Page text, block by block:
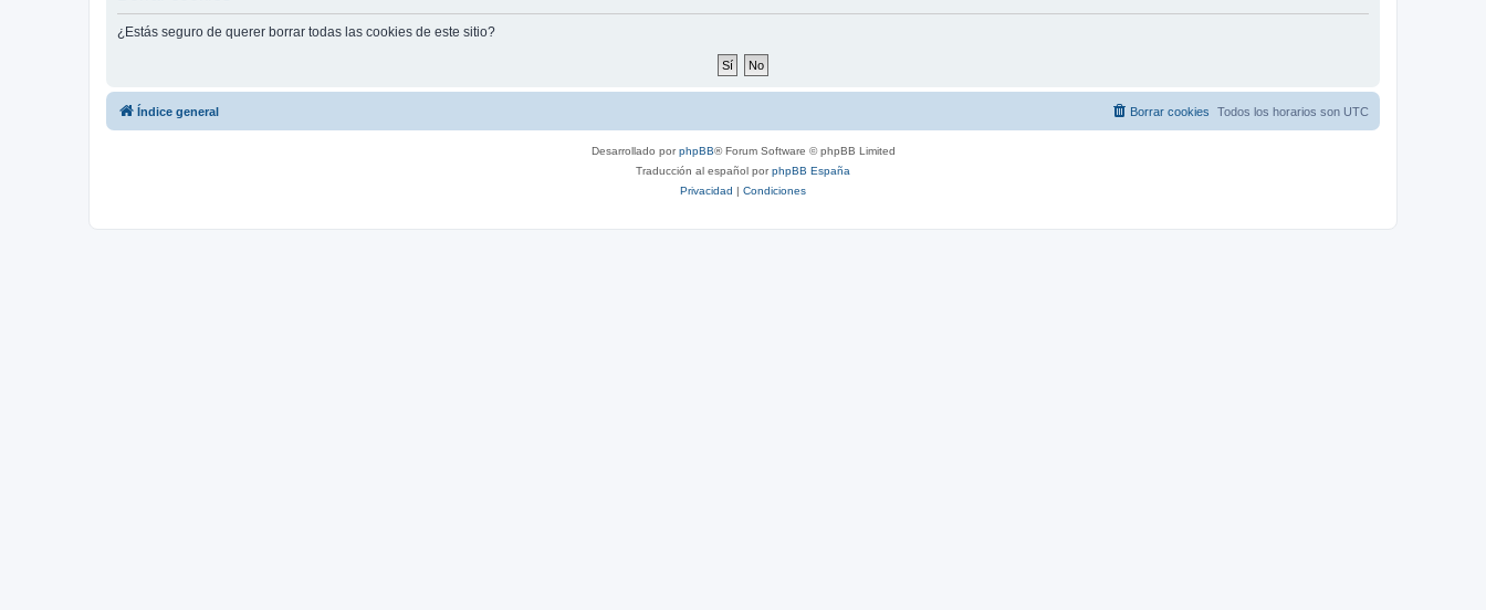
¿Estás seguro de querer borrar todas las cookies de este sitio?
Índice general Todos los horarios son UTC
Borrar cookies
Desarrollado porphpBB® Forum Software © phpBB Limited
Traducción al español porphpBB España
Privacidad | Condiciones